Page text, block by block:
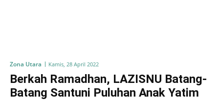
Zona Utara Kamis, 28 April 2022
Berkah Ramadhan, LAZISNU Batang-
Batang Santuni Puluhan Anak Yatim